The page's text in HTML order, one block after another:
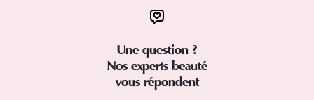
Une question ?
Nos experts beauté
vous répondent